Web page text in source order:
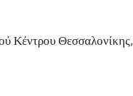
Κέντρου